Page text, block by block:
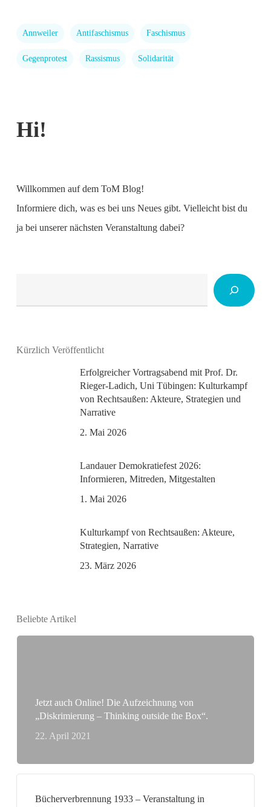
Annweiler Antifaschismus Faschismus
Gegenprotest Rassismus Solidarität
Hi!
Willkommen auf dem ToM Blog!
Informiere dich, was es bei uns Neues gibt. Vielleicht bist du
ja bei unserer nächsten Veranstaltung dabei?
Kürzlich Veröffentlicht
Erfolgreicher Vortragsabend mit Prof. Dr.
Rieger-Ladich, Uni Tübingen: Kulturkampf
von Rechtsaußen: Akteure, Strategien und
Narrative
2. Mai 2026
Landauer Demokratiefest 2026:
Informieren, Mitreden, Mitgestalten
1. Mai 2026
Kulturkampf von Rechtsaußen: Akteure,
Strategien, Narrative
23. März 2026
Beliebte Artikel
Jetzt auch Online! Die Aufzeichnung von
„Diskrimierung – Thinking outside the Box“.
22. April 2021
Bücherverbrennung 1933 – Veranstaltung in